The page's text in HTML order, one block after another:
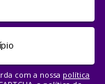
com a nossa política